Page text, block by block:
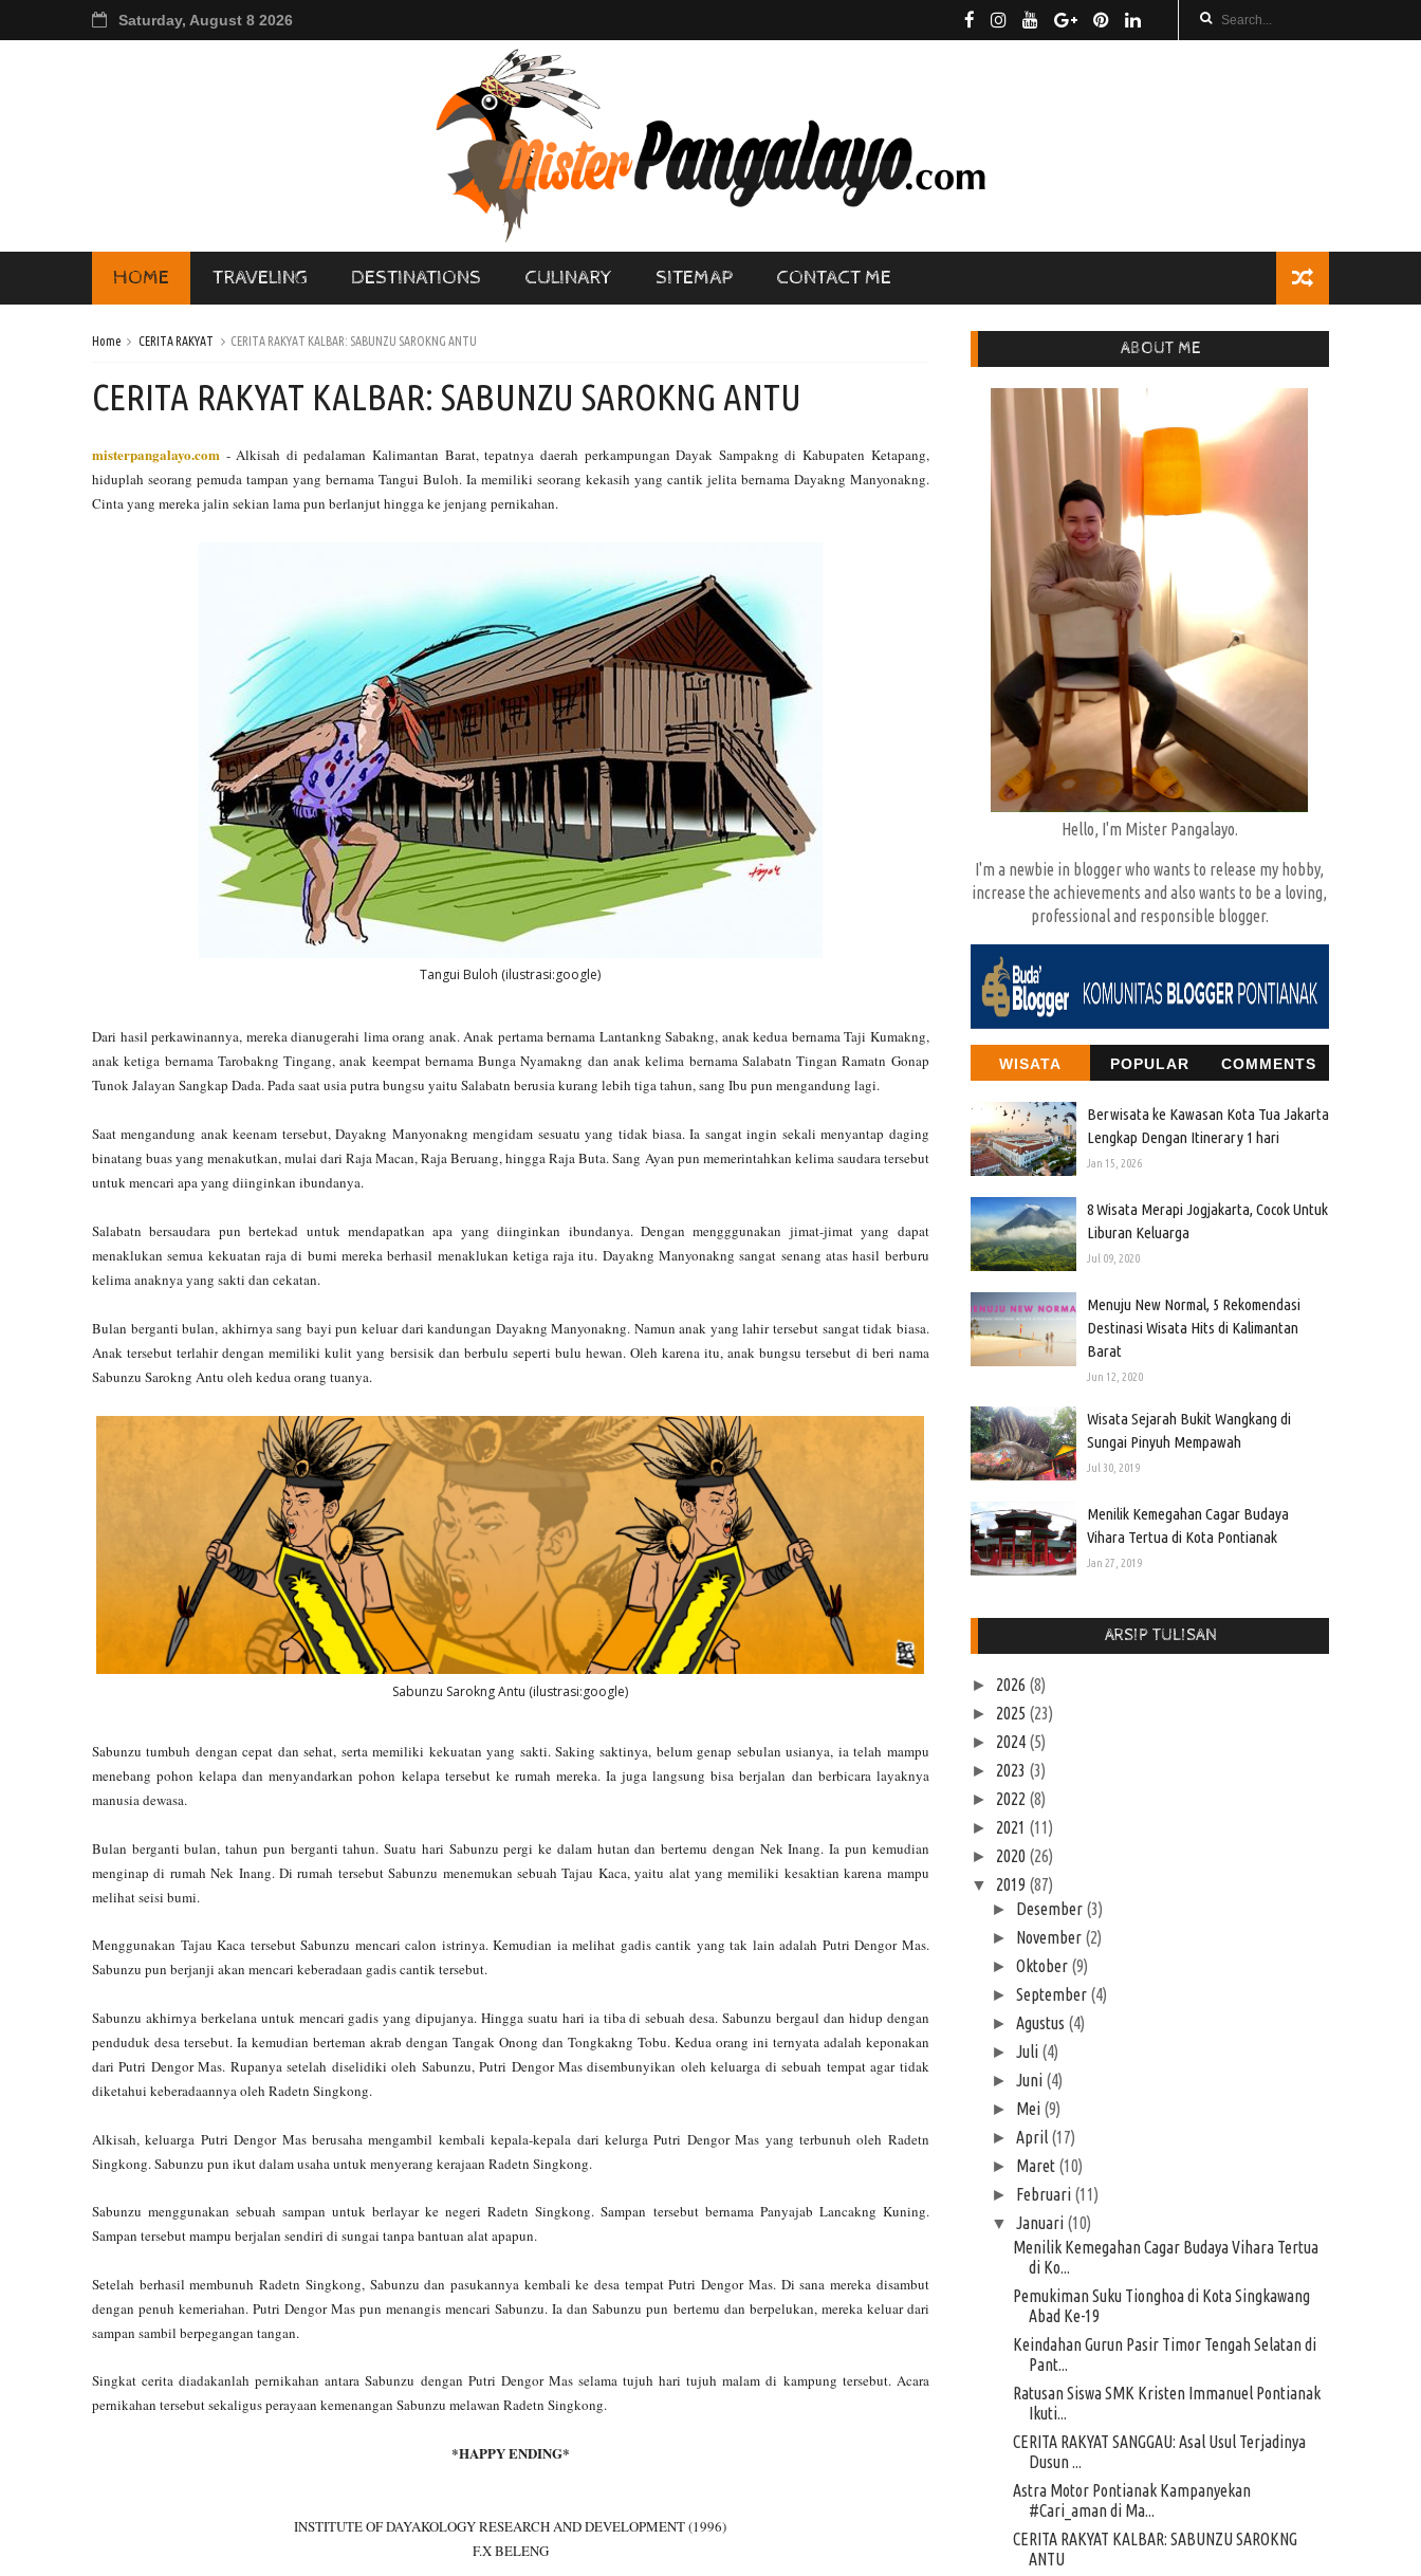
Saturday, August 8 2026
HOME TRAVELING DESTINATIONS CULINARY SITEMAP CONTACT ME
Home CERITA RAKYAT CERITA RAKYAT KALBAR: SABUNZU SAROKNG ANTU
CERITA RAKYAT KALBAR: SABUNZU SAROKNG ANTU
misterpangalayo.com - Alkisah di pedalaman Kalimantan Barat, tepatnya daerah perkampungan Dayak Sampakng di Kabupaten Ketapang,
hiduplah seorang pemuda tampan yang bernama Tangui Buloh. Ia memiliki seorang kekasih yang cantik jelita bernama Dayakng Manyonakng.
Cinta yang mereka jalin sekian lama pun berlanjut hingga ke jenjang pernikahan.
Tangui Buloh (ilustrasi:google)
Dari hasil perkawinannya, mereka dianugerahi lima orang anak. Anak pertama bernama Lantankng Sabakng, anak kedua bernama Taji Kumakng,
anak ketiga bernama Tarobakng Tingang, anak keempat bernama Bunga Nyamakng dan anak kelima bernama Salabatn Tingan Ramatn Gonap
Tunok Jalayan Sangkap Dada. Pada saat usia putra bungsu yaitu Salabatn berusia kurang lebih tiga tahun, sang Ibu pun mengandung lagi.
Saat mengandung anak keenam tersebut, Dayakng Manyonakng mengidam sesuatu yang tidak biasa. Ia sangat ingin sekali menyantap daging
binatang buas yang menakutkan, mulai dari Raja Macan, Raja Beruang, hingga Raja Buta. Sang Ayan pun memerintahkan kelima saudara tersebut
untuk mencari apa yang diinginkan ibundanya.
Salabatn bersaudara pun bertekad untuk mendapatkan apa yang diinginkan ibundanya. Dengan mengggunakan jimat-jimat yang dapat
menaklukan semua kekuatan raja di bumi mereka berhasil menaklukan ketiga raja itu. Dayakng Manyonakng sangat senang atas hasil berburu
kelima anaknya yang sakti dan cekatan.
Bulan berganti bulan, akhirnya sang bayi pun keluar dari kandungan Dayakng Manyonakng. Namun anak yang lahir tersebut sangat tidak biasa.
Anak tersebut terlahir dengan memiliki kulit yang bersisik dan berbulu seperti bulu hewan. Oleh karena itu, anak bungsu tersebut di beri nama
Sabunzu Sarokng Antu oleh kedua orang tuanya.
Sabunzu Sarokng Antu (ilustrasi:google)
Sabunzu tumbuh dengan cepat dan sehat, serta memiliki kekuatan yang sakti. Saking saktinya, belum genap sebulan usianya, ia telah mampu
menebang pohon kelapa dan menyandarkan pohon kelapa tersebut ke rumah mereka. Ia juga langsung bisa berjalan dan berbicara layaknya
manusia dewasa.
Bulan berganti bulan, tahun pun berganti tahun. Suatu hari Sabunzu pergi ke dalam hutan dan bertemu dengan Nek Inang. Ia pun kemudian
menginap di rumah Nek Inang. Di rumah tersebut Sabunzu menemukan sebuah Tajau Kaca, yaitu alat yang memiliki kesaktian karena mampu
melihat seisi bumi.
Menggunakan Tajau Kaca tersebut Sabunzu mencari calon istrinya. Kemudian ia melihat gadis cantik yang tak lain adalah Putri Dengor Mas.
Sabunzu pun berjanji akan mencari keberadaan gadis cantik tersebut.
Sabunzu akhirnya berkelana untuk mencari gadis yang dipujanya. Hingga suatu hari ia tiba di sebuah desa. Sabunzu bergaul dan hidup dengan
penduduk desa tersebut. Ia kemudian berteman akrab dengan Tangak Onong dan Tongkakng Tobu. Kedua orang ini ternyata adalah keponakan
dari Putri Dengor Mas. Rupanya setelah diselidiki oleh Sabunzu, Putri Dengor Mas disembunyikan oleh keluarga di sebuah tempat agar tidak
diketahui keberadaannya oleh Radetn Singkong.
Alkisah, keluarga Putri Dengor Mas berusaha mengambil kembali kepala-kepala dari kelurga Putri Dengor Mas yang terbunuh oleh Radetn
Singkong. Sabunzu pun ikut dalam usaha untuk menyerang kerajaan Radetn Singkong.
Sabunzu menggunakan sebuah sampan untuk berlayar ke negeri Radetn Singkong. Sampan tersebut bernama Panyajab Lancakng Kuning.
Sampan tersebut mampu berjalan sendiri di sungai tanpa bantuan alat apapun.
Setelah berhasil membunuh Radetn Singkong, Sabunzu dan pasukannya kembali ke desa tempat Putri Dengor Mas. Di sana mereka disambut
dengan penuh kemeriahan. Putri Dengor Mas pun menangis mencari Sabunzu. Ia dan Sabunzu pun bertemu dan berpelukan, mereka keluar dari
sampan sambil berpegangan tangan.
Singkat cerita diadakanlah pernikahan antara Sabunzu dengan Putri Dengor Mas selama tujuh hari tujuh malam di kampung tersebut. Acara
pernikahan tersebut sekaligus perayaan kemenangan Sabunzu melawan Radetn Singkong.
*HAPPY ENDING*
INSTITUTE OF DAYAKOLOGY RESEARCH AND DEVELOPMENT (1996)
F.X BELENG
ABOUT ME
Hello, I'm Mister Pangalayo.
I'm a newbie in blogger who wants to release my hobby,
increase the achievements and also wants to be a loving,
professional and responsible blogger.
WISATA POPULAR COMMENTS
Berwisata ke Kawasan Kota Tua Jakarta
Lengkap Dengan Itinerary 1 hari
Jan 15, 2026
8 Wisata Merapi Jogjakarta, Cocok Untuk
Liburan Keluarga
Jul 09, 2020
Menuju New Normal, 5 Rekomendasi
Destinasi Wisata Hits di Kalimantan
Barat
Jun 12, 2020
Wisata Sejarah Bukit Wangkang di
Sungai Pinyuh Mempawah
Jul 30, 2019
Menilik Kemegahan Cagar Budaya
Vihara Tertua di Kota Pontianak
Jan 27, 2019
ARSIP TULISAN
► 2026 (8)
► 2025 (23)
► 2024 (5)
► 2023 (3)
► 2022 (8)
► 2021 (11)
► 2020 (26)
▼ 2019 (87)
► Desember (3)
► November (2)
► Oktober (9)
► September (4)
► Agustus (4)
► Juli (4)
► Juni (4)
► Mei (9)
► April (17)
► Maret (10)
► Februari (11)
▼ Januari (10)
Menilik Kemegahan Cagar Budaya Vihara Tertua
di Ko...
Pemukiman Suku Tionghoa di Kota Singkawang
Abad Ke-19
Keindahan Gurun Pasir Timor Tengah Selatan di
Pant...
Ratusan Siswa SMK Kristen Immanuel Pontianak
Ikuti...
CERITA RAKYAT SANGGAU: Asal Usul Terjadinya
Dusun ...
Astra Motor Pontianak Kampanyekan
#Cari_aman di Ma...
CERITA RAKYAT KALBAR: SABUNZU SAROKNG
ANTU